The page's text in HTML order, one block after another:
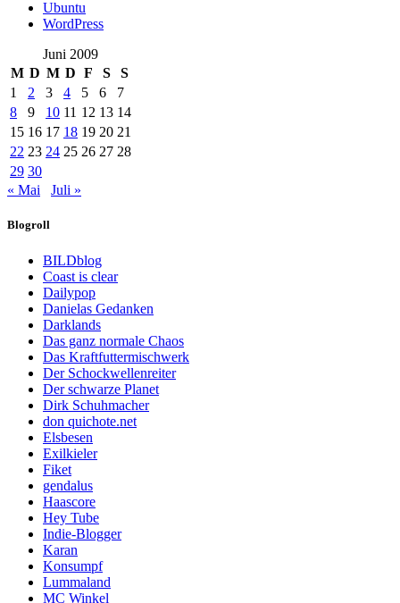
Ubuntu
WordPress
Juni 2009
M D M D F S
S
1
2 3 4 5 6
7
8
9 10 11 12 13 14
15 16 17 18 19 20 21
22 23 24 25 26 27 28
29 30
« Mai
Juli »
Blogroll
BILDblog
Coast is clear
Dailypop
Danielas Gedanken
Darklands
Das ganz normale Chaos
Das Kraftfuttermischwerk
Der Schockwellenreiter
Der schwarze Planet
Dirk Schuhmacher
don quichote.net
Elsbesen
Exilkieler
Fiket
gendalus
Haascore
Hey Tube
Indie-Blogger
Karan
Konsumpf
Lummaland
MC Winkel